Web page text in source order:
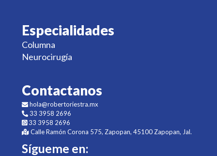
Especialidades
Columna
Neurocirugía
Contactanos
hola@robertoriestra.mx
33 3958 2696
33 3958 2696
Calle Ramón Corona 575, Zapopan, 45100 Zapopan, Jal.
Sígueme en: